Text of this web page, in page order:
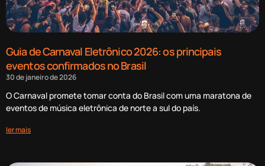
Guia de Carnaval Eletrônico 2026: os principais
eventos confirmados no Brasil
30 de janeiro de 2026
O Carnaval promete tomar conta do Brasil com uma maratona de
eventos de música eletrônica de norte a sul do país.
ler mais